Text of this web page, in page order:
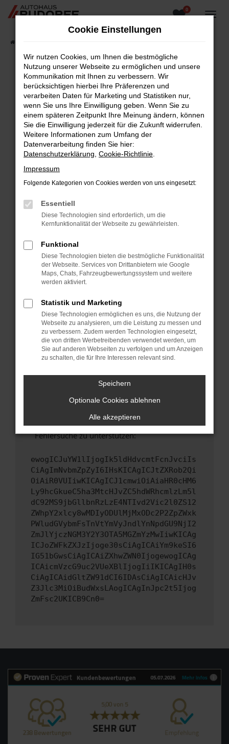
Zum
0
Fehler: Network Error
Beim Laden ist ein Fehler aufgetreten.
Hier sind ein paar Tipps, die dir helfen können:
Überprüfe deine Firewall und deine
Internetverbindung.
Laden andere Webseiten, zum Beispiel deine
Suchmaschine?
Prüfe deine Browsererweiterungen.
Manche Erweiterungen, wie Werbeblocker,
können das Laden bestimmter Seiten
verhindern. Funktioniert die Seite in einem
Fenster?
Starte dein Gerät neu.
Das kann manchmal helfen, vorübergehende
Probleme zu beheben.
Betriebssystem auf dem neuesten Stand
sind.
Veraltete Software birgt nicht nur ein
Sicherheitsrisiko, sondern kann auch dazu
führen, dass bestimmte Funktionen nicht mehr
unterstützt werden.
Wende dich an den Webseitenbetreiber.
Wenn du alle oben genannten Schritte versucht
hast, kontaktiere uns bitte. Wir werden
versuchen, das Problem zu beheben. Du kannst
uns diesen Text schicken, um uns bei der
Fehlersuche zu unterstützen:
ewogICJuYW1lIjogIk5ldHdvcmtFcnJvciIs
CiAgImNvbmZpZyI6IHsKICAgICJtZXRob2Qi
OiAiR0VUIiwKICAgICJ1cmwiOiAiaHR0cHM6
Ly9hcGkueC5ha3MtcHJvZC5hdWRhcmlzLm5l
dC92MS9jbGllbnRzLzE4NTIvd2Vic2l0ZS12
ZWhpY2xlcy8wMDIyODUlMjMxODc2P2ZpZWxk
PWludGVybmFsTnVtYmVyJndlYnNpdGU9NjI2
ZmJlYjczNGM3Y2Y3OTA5MGZmYzMwIiwKICAg
ICJoZWFkZXJzIjoge30sCiAgICAiYm9keSI6
IG51bGwsCiAgICAiZXhwZWN0IjogewogICAg
ICAicmVzcG9uc2VUeXBlIjogIiIKICAgIH0s
CiAgICAidGltZW91dCI6IDAsCiAgICAicHJv
Z3Jlc3MiOiBudWxsLAogICAgInJpc2t5Ijog
ZmFsc2UKICB9Cn0=
Cookie Einstellungen
Wir nutzen Cookies, um Ihnen die bestmögliche
Nutzung unserer Webseite zu ermöglichen und unsere
Kommunikation mit Ihnen zu verbessern. Wir
berücksichtigen hierbei Ihre Präferenzen und
verarbeiten Daten für Marketing und Statistiken nur,
wenn Sie uns Ihre Einwilligung geben. Wenn Sie zu
einem späteren Zeitpunkt Ihre Meinung ändern, können
Sie die Einwilligung jederzeit für die Zukunft widerrufen.
Weitere Informationen zum Umfang der
Datenverarbeitung finden Sie hier:
Datenschutzerklärung Cookie-Richtlinie
Impressum
Folgende Kategorien von Cookies werden von uns eingesetzt:
Essentiell
Diese Technologien sind erforderlich, um die
Kernfunktionalität der Webseite zu gewährleisten.
Funktional
Diese Technologien bieten die bestmögliche Funktionalität
der Webseite. Services von Drittanbietern wie Google
Maps, Chats, Fahrzeugbewertungssystem und weitere
werden aktiviert.
Statistik und Marketing
Diese Technologien ermöglichen es uns, die Nutzung der
Webseite zu analysieren, um die Leistung zu messen und
zu verbessern. Zudem werden Technologien eingesetzt,
die von dritten Werbetreibenden verwendet werden, um
Sie auf anderen Webseiten zu verfolgen und um Anzeigen
zu schalten, die für Ihre Interessen relevant sind.
Speichern
Optionale Cookies ablehnen
Alle akzeptieren